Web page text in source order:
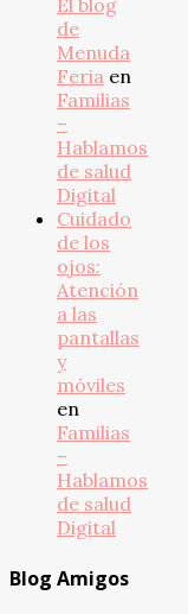
El blog
de
Menuda
Feria en
Familias
–
Hablamos
de salud
Digital
Cuidado
de los
ojos:
Atención
a las
pantallas
y
móviles
en
Familias
–
Hablamos
de salud
Digital
Blog Amigos